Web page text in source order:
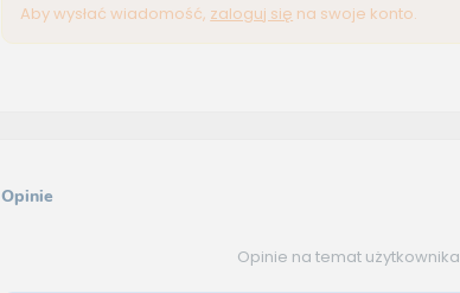
Aby wysłać wiadomość, zaloguj się na swoje konto.
Opinie
Opinie na temat użytkownika